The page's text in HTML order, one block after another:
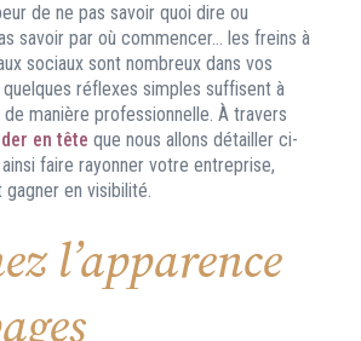
de ne pas savoir quoi dire ou
savoir par où commencer… les freins à
sociaux sont nombreux dans vos
réflexes simples suffisent à
manière professionnelle. À travers
en tête que nous allons détailler ci-
faire rayonner votre entreprise,
en visibilité.
l’apparence